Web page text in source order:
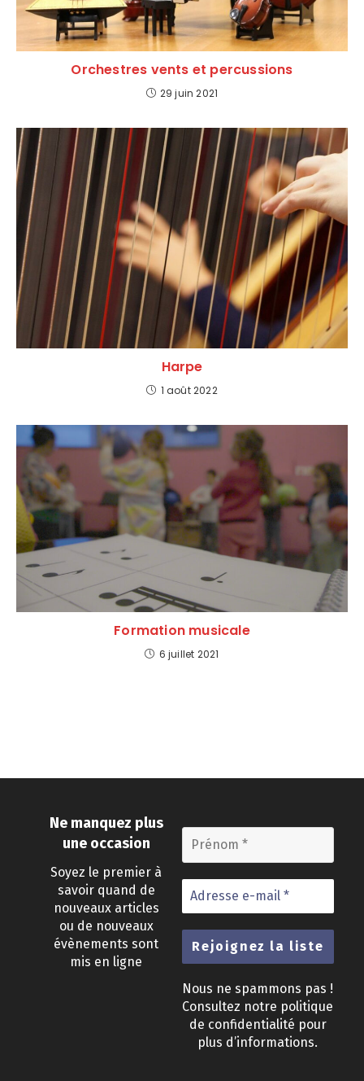
Orchestres vents et percussions
29 juin 2021
Harpe
1 août 2022
Formation musicale
6 juillet 2021
Ne manquez plus
une occasion
Soyez le premier à
savoir quand de
nouveaux articles
ou de nouveaux
évènements sont
mis en ligne
Nous ne spammons pas !
Consultez notre politique
de confidentialité pour
plus d’informations.